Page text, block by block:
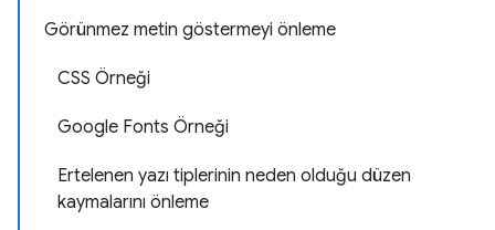
Görünmez metin göstermeyi önleme
CSS Örneği
Google Fonts Örneği
Ertelenen yazı tiplerinin neden olduğu düzen
kaymalarını önleme